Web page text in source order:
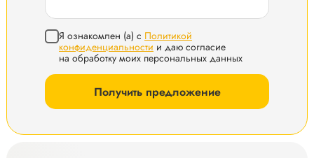
Я ознакомлен (а) с Политикой
конфиденциальности и даю согласие
на обработку моих персональных данных
Получить предложение